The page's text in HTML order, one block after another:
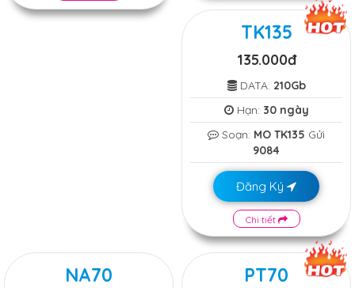
TK135
135.000đ
DATA: 210Gb
Hạn: 30 ngày
Soạn: MO TK135 Gửi
9084
Đăng Ký
Chi tiết
NA70 PT70